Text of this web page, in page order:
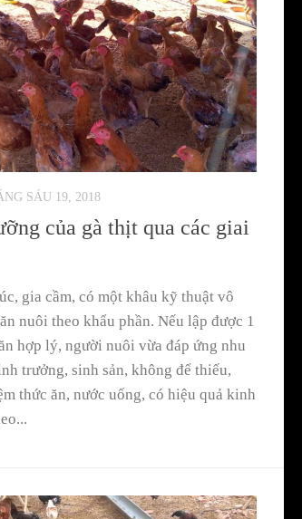
SÁU 19, 2018
của gà thịt qua các giai
gia cầm, có một khâu kỹ thuật vô
nuôi theo khẩu phần. Nếu lập được 1
hợp lý, người nuôi vừa đáp ứng nhu
trưởng, sinh sản, không để thiếu,
thức ăn, nước uống, có hiệu quả kinh